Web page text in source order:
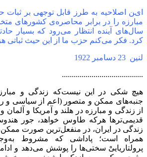
این اصلاحیه به طرز قابل توجهی بر ثبات
مبارزه را در برابر محاصره‌ی کشورهای
سال‌های آینده انتظار می‌رود که بسیار
کرد. فکر می‌کنم حزب ما از این حیث ثباتی
لنین 23 دسامبر 1922
.........................................
هیچ شکی در این نیست‌که زندگی و
جنبه‌های ممکن و متصور (اعم از سیاسی و
از زندگی و مبارزه در هلند و آمریکا و
قدیمی‌ترها هرکه طاوس خواهد، جور
زندگی در ایران، در منفعل‌ترین صورت ممکن،
همراه است؛ پاداشی که مشروط
پرولتاریاییْ سختی‌ها را پوشش می‌دهد و